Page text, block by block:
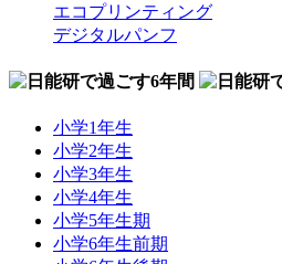
エコプリンティング
デジタルパンフ
小学1年生
小学2年生
小学3年生
小学4年生
小学5年生期
小学6年生前期